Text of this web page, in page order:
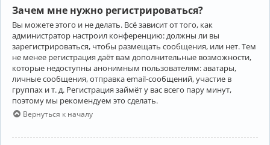
Зачем мне нужно регистрироваться?
Вы можете этого и не делать. Всё зависит от того, как
администратор настроил конференцию: должны ли вы
зарегистрироваться, чтобы размещать сообщения, или нет. Тем
не менее регистрация даёт вам дополнительные возможности,
которые недоступны анонимным пользователям: аватары,
личные сообщения, отправка email-сообщений, участие в
группах и т. д. Регистрация займёт у вас всего пару минут,
поэтому мы рекомендуем это сделать.
Вернуться к началу